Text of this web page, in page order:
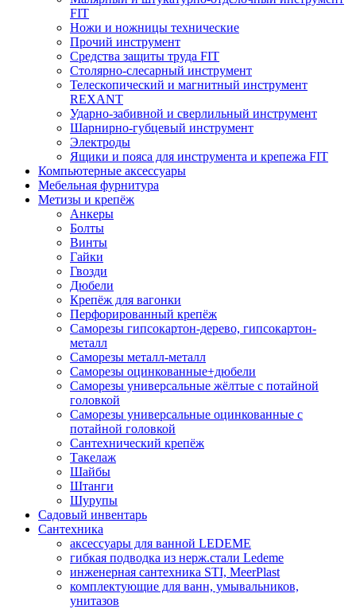
FIT
Ножи и ножницы технические
Прочий инструмент
Средства защиты труда FIT
Столярно-слесарный инструмент
Телескопический и магнитный инструмент
REXANT
Ударно-забивной и сверлильный инструмент
Шарнирно-губцевый инструмент
Электроды
Ящики и пояса для инструмента и крепежа FIT
Компьютерные аксессуары
Мебельная фурнитура
Метизы и крепёж
Анкеры
Болты
Винты
Гайки
Гвозди
Дюбели
Крепёж для вагонки
Перфорированный крепёж
Саморезы гипсокартон-дерево, гипсокартон-
металл
Саморезы металл-металл
Саморезы оцинкованные+дюбели
Саморезы универсальные жёлтые с потайной
головкой
Саморезы универсальные оцинкованные с
потайной головкой
Сантехнический крепёж
Такелаж
Шайбы
Штанги
Шурупы
Садовый инвентарь
Сантехника
аксессуары для ванной LEDEME
гибкая подводка из нерж.стали Ledeme
инженерная сантехника STI, MeerPlast
комплектующие для ванн, умывальников,
унитазов